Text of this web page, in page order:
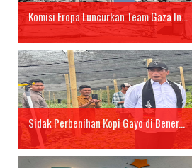
Komisi Eropa Luncurkan Team Gaza In...
Sidak Perbenihan Kopi Gayo di Bener...